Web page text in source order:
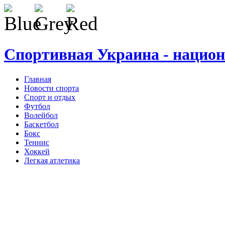
Спортивная Украина -
Главная
Новости спорта
Спорт и отдых
Футбол
Волейбол
Баскетбол
Бокс
Теннис
Хоккей
Легкая атлетика